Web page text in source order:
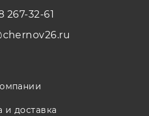
267-32-61
и доставка